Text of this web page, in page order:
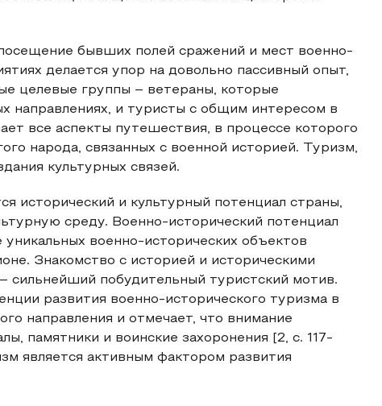
бывших полей сражений и мест военно-
делается упор на довольно пассивный опыт,
целевые группы – ветераны, которые
направлениях, и туристы с общим интересом в
все аспекты путешествия, в процессе которого
народа, связанных с военной историей. Туризм,
культурных связей.
исторический и культурный потенциал страны,
среду. Военно-исторический потенциал
военно-исторических объектов
Знакомство с историей и историческими
сильнейший побудительный туристский мотив.
развития военно-исторического туризма в
направления и отмечает, что внимание
памятники и воинские захоронения [2, с. 117-
является активным фактором развития